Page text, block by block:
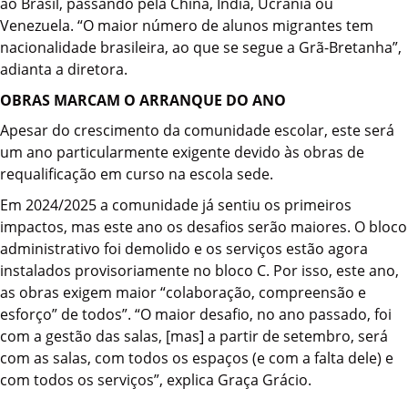
Venezuela. “O maior número de alunos migrantes tem
nacionalidade brasileira, ao que se segue a Grã-Bretanha”,
adianta a diretora.
OBRAS MARCAM O ARRANQUE DO ANO
Apesar do crescimento da comunidade escolar, este será
um ano particularmente exigente devido às obras de
requalificação em curso na escola sede.
Em 2024/2025 a comunidade já sentiu os primeiros
impactos, mas este ano os desafios serão maiores. O bloco
administrativo foi demolido e os serviços estão agora
instalados provisoriamente no bloco C. Por isso, este ano,
as obras exigem maior “colaboração, compreensão e
esforço” de todos”. “O maior desafio, no ano passado, foi
com a gestão das salas, [mas] a partir de setembro, será
com as salas, com todos os espaços (e com a falta dele) e
com todos os serviços”, explica Graça Grácio.